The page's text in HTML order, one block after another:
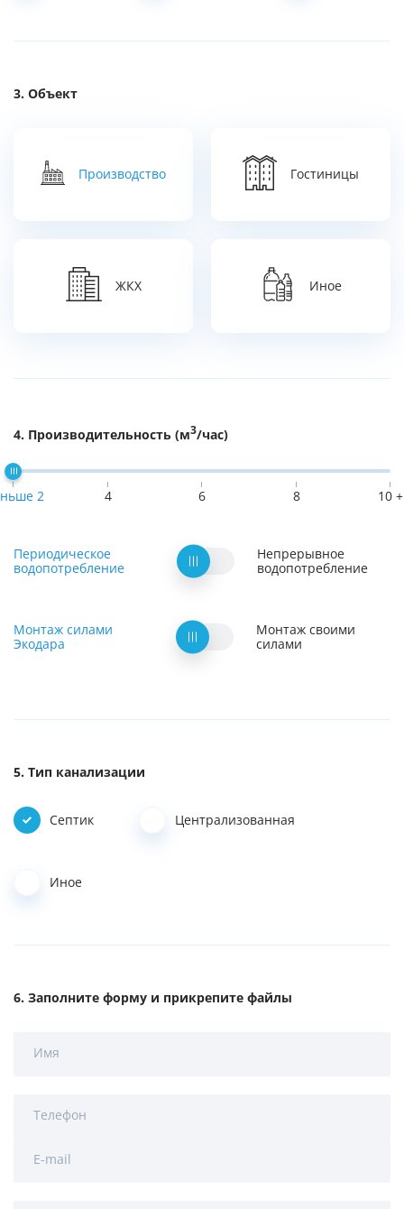
Объект
Производство Гостиницы
ЖКХ Иное
Производительность (м3/час)
2 4 6 8 10 +
Периодическое
водопотребление
Непрерывное
водопотребление
Монтаж силами
Экодара
Монтаж своими
силами
Тип канализации
Септик Централизованная
Иное
Заполните форму и прикрепите файлы
Имя
Телефон
E-mail